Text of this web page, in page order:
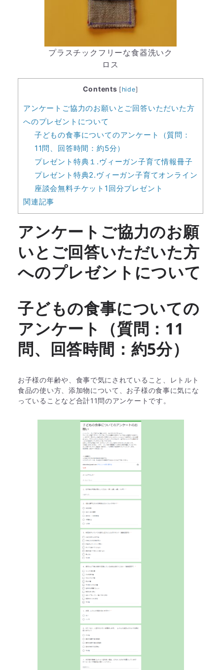
プラスチックフリーな食器洗いク
ロス
Contents [ hide]
アンケートご協力のお願いとご回答いただいた方
へのプレゼントについて
子どもの食事についてのアンケート（質問：
11問、回答時間：約5分）
プレゼント特典１.ヴィーガン子育て情報冊子
プレゼント特典2.ヴィーガン子育てオンライン
座談会無料チケット1回分プレゼント
関連記事
アンケートご協力のお願
いとご回答いただいた方
へのプレゼントについて
子どもの食事についての
アンケート（質問：11
問、回答時間：約5分）
お子様の年齢や、食事で気にされていること、レトルト
食品の使い方、添加物について、お子様の食事に気にな
っていることなど合計11問のアンケートです。